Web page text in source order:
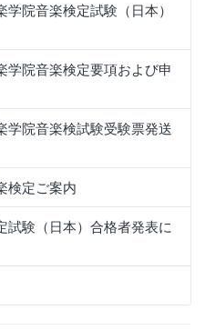
院音楽検定試験（日本）
学院音楽検定要項および申
学院音楽検試験受験票発送
検定ご案内
験（日本）合格者発表に